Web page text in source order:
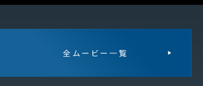
全ムービー一覧